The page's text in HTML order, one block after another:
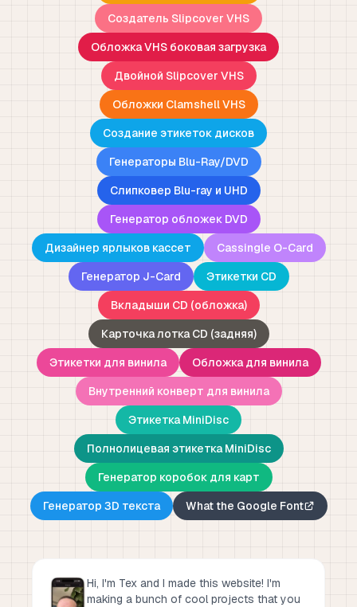
Создатель Slipcover VHS
Обложка VHS боковая загрузка
Двойной Slipcover VHS
Обложки Clamshell VHS
Создание этикеток дисков
Генераторы Blu-Ray/DVD
Слипковер Blu-ray и UHD
Генератор обложек DVD
Дизайнер ярлыков кассет
Cassingle O-Card
Генератор J-Card
Этикетки CD
Вкладыши CD (обложка)
Карточка лотка CD (задняя)
Этикетки для винила
Обложка для винила
Внутренний конверт для винила
Этикетка MiniDisc
Полнолицевая этикетка MiniDisc
Генератор коробок для карт
Генератор 3D текста
What the Google Font
Hi, I'm Tex and I made this website! I'm
making a bunch of cool projects that you